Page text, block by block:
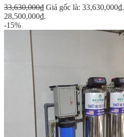
33,630,000₫ Giá gốc là: 33,630,000₫.
28,500,000₫.
-15%